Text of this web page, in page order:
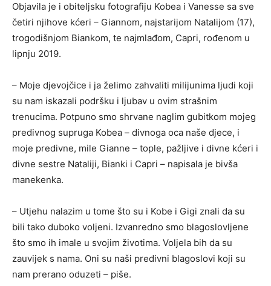
Objavila je i obiteljsku fotografiju Kobea i Vanesse sa sve
četiri njihove kćeri – Giannom, najstarijom Natalijom (17),
trogodišnjom Biankom, te najmlađom, Capri, rođenom u
lipnju 2019.
– Moje djevojčice i ja želimo zahvaliti milijunima ljudi koji
su nam iskazali podršku i ljubav u ovim strašnim
trenucima. Potpuno smo shrvane naglim gubitkom mojeg
predivnog supruga Kobea – divnoga oca naše djece, i
moje predivne, mile Gianne – tople, pažljive i divne kćeri i
divne sestre Nataliji, Bianki i Capri – napisala je bivša
manekenka.
– Utjehu nalazim u tome što su i Kobe i Gigi znali da su
bili tako duboko voljeni. Izvanredno smo blagoslovljene
što smo ih imale u svojim životima. Voljela bih da su
zauvijek s nama. Oni su naši predivni blagoslovi koji su
nam prerano oduzeti – piše.